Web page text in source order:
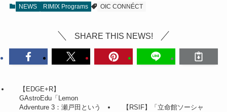
NEWS RIMIX Programs OIC CONNÉCT
SHARE THIS NEWS!
【EDGE+R】
GAstroEdu「Lemon
Adventure 3：瀬戸田という
【RSIF】「立命館ソーシャ